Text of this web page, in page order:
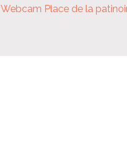
Webcam Place de la